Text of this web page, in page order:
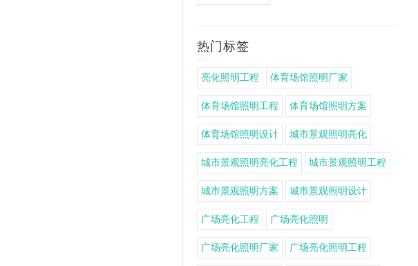
热门标签
亮化照明工程 体育场馆照明厂家
体育场馆照明工程 体育场馆照明方案
体育场馆照明设计 城市景观照明亮化
城市景观照明亮化工程 城市景观照明工程
城市景观照明方案 城市景观照明设计
广场亮化工程 广场亮化照明
广场亮化照明厂家 广场亮化照明工程